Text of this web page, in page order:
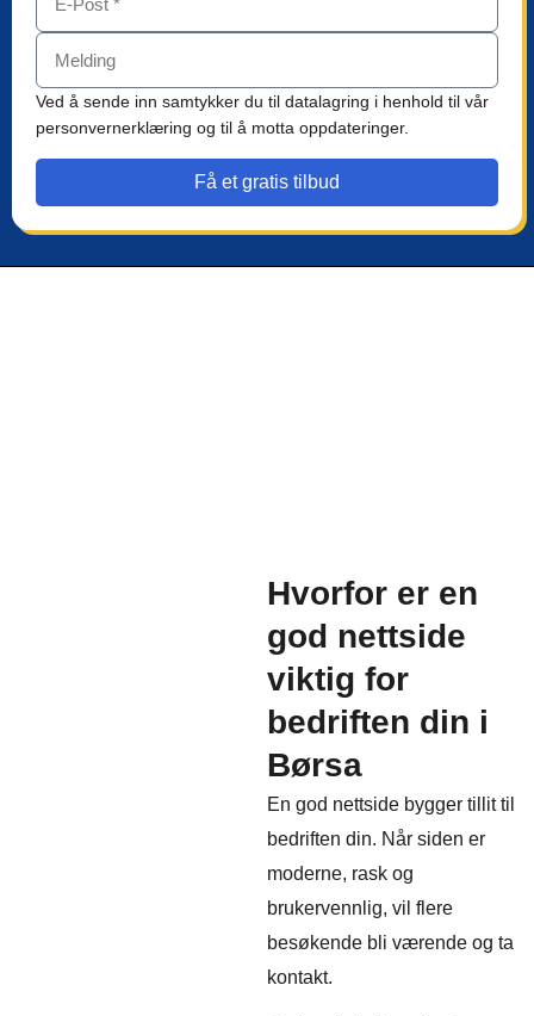
Ved å sende inn samtykker du til datalagring i henhold til vår
personvernerklæring og til å motta oppdateringer.
Få et gratis tilbud
Hvorfor er en
god nettside
viktig for
bedriften din i
Børsa
En god nettside bygger tillit til
bedriften din. Når siden er
moderne, rask og
brukervennlig, vil flere
besøkende bli værende og ta
kontakt.